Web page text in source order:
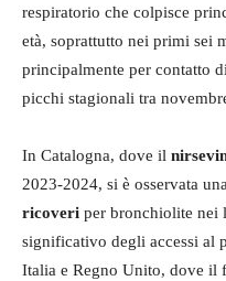
respiratorio che colpisce
età, soprattutto nei primi sei
principalmente per contatto
picchi stagionali tra
In Catalogna, dove il
2023-2024, si è osservata una
ricoveri per bronchiolite nei
significativo degli accessi al
Italia e Regno Unito, dove il